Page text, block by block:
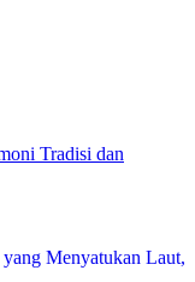
Tradisi dan